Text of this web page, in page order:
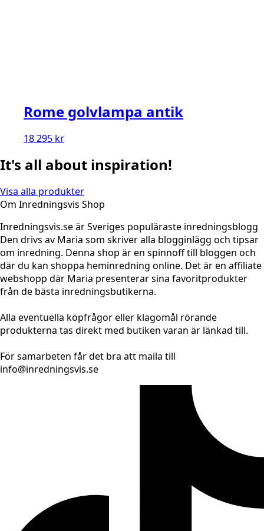
Rome golvlampa antik
18 295 kr
It's all about inspiration!
Visa alla produkter
Om Inredningsvis Shop
Inredningsvis.se är Sveriges populäraste inredningsblogg
Den drivs av Maria som skriver alla blogginlägg och tipsar
om inredning. Denna shop är en spinnoff till bloggen och
där du kan shoppa heminredning online. Det är en affiliate
webshopp där Maria presenterar sina favoritprodukter
från de bästa inredningsbutikerna.
Alla eventuella köpfrågor eller klagomål rörande
produkterna tas direkt med butiken varan är länkad till.
För samarbeten får det bra att maila till
info@inredningsvis.se